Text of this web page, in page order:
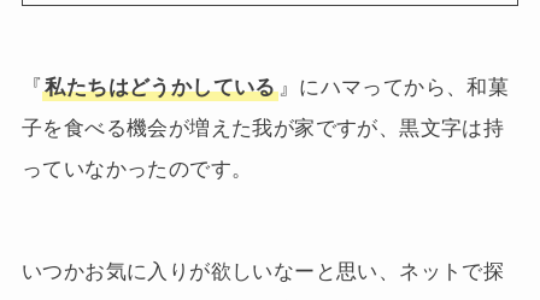
『私たちはどうかしている』にハマってから、和菓
子を食べる機会が増えた我が家ですが、黒文字は持
っていなかったのです。
いつかお気に入りが欲しいなーと思い、ネットで探